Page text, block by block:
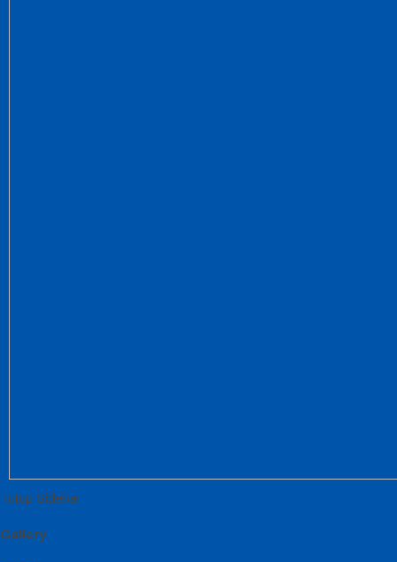
Tutup Sidebar
Gallery